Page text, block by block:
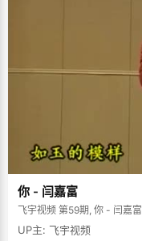
你 - 闫嘉富
飞宇视频 第59期, 你 - 闫嘉富
UP主: 飞宇视频